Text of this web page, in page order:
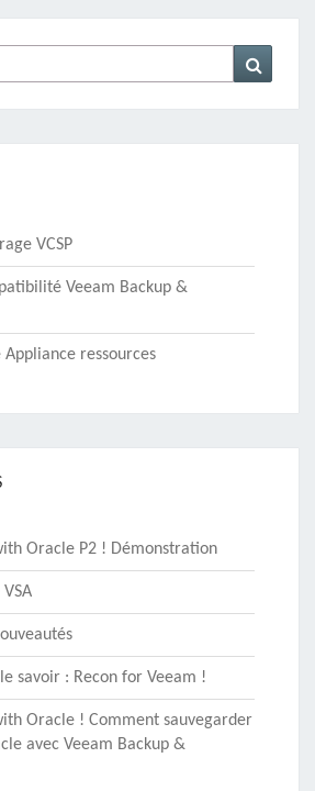
VCSP
Veeam Backup &
ressources
Oracle P2 ! Démonstration
le savoir : Recon for Veeam !
Oracle ! Comment sauvegarder
avec Veeam Backup &